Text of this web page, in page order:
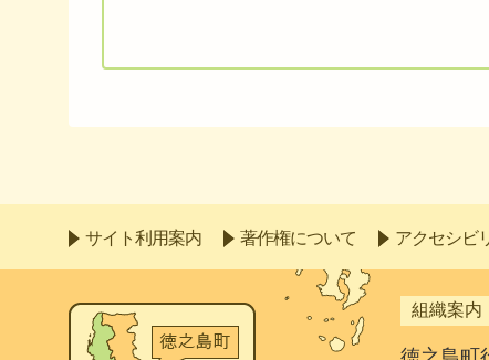
サイト利用案内 著作権について アクセシビ
組織案内